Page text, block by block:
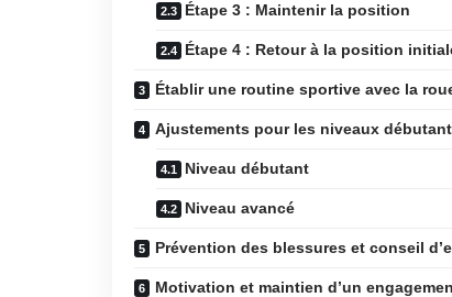
Étape 3 : Maintenir la position
Étape 4 : Retour à la position
Établir une routine sportive avec la
Ajustements pour les niveaux
Niveau débutant
Niveau avancé
Prévention des blessures et conseil
Motivation et maintien d’un